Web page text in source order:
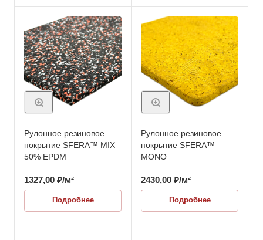
Рулонное резиновое
покрытие SFERA™ MIX
50% EPDM
1327,00 ₽/м²
Подробнее
Рулонное резиновое
покрытие SFERA™
MONO
2430,00 ₽/м²
Подробнее